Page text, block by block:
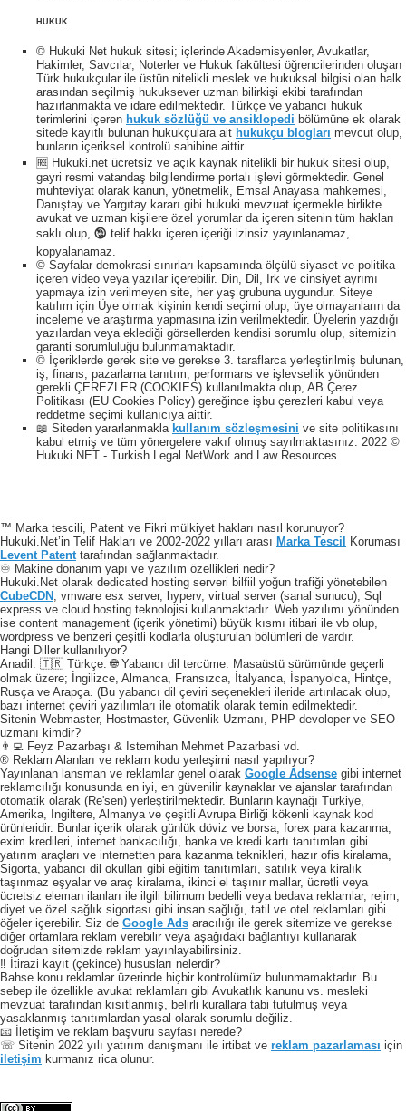
HUKUK
© Hukuki Net hukuk sitesi; içlerinde Akademisyenler, Avukatlar,
Hakimler, Savcılar, Noterler ve Hukuk fakültesi öğrencilerinden oluşan
Türk hukukçular ile üstün nitelikli meslek ve hukuksal bilgisi olan halk
arasından seçilmiş hukuksever uzman bilirkişi ekibi tarafından
hazırlanmakta ve idare edilmektedir. Türkçe ve yabancı hukuk
terimlerini içeren hukuk sözlüğü ve ansiklopedi bölümüne ek olarak
sitede kayıtlı bulunan hukukçulara ait hukukçu blogları mevcut olup,
bunların içeriksel kontrolü sahibine aittir.
🆓 Hukuki.net ücretsiz ve açık kaynak nitelikli bir hukuk sitesi olup,
gayri resmi vatandaş bilgilendirme portalı işlevi görmektedir. Genel
muhteviyat olarak kanun, yönetmelik, Emsal Anayasa mahkemesi,
Danıştay ve Yargıtay kararı gibi hukuki mevzuat içermekle birlikte
avukat ve uzman kişilere özel yorumlar da içeren sitenin tüm hakları
saklı olup, 🕲 telif hakkı içeren içeriği izinsiz yayınlanamaz,
kopyalanamaz.
© Sayfalar demokrasi sınırları kapsamında ölçülü siyaset ve politika
içeren video veya yazılar içerebilir. Din, Dil, Irk ve cinsiyet ayrımı
yapmaya izin verilmeyen site, her yaş grubuna uygundur. Siteye
katılım için Üye olmak kişinin kendi seçimi olup, üye olmayanların da
inceleme ve araştırma yapmasına izin verilmektedir. Üyelerin yazdığı
yazılardan veya eklediği görsellerden kendisi sorumlu olup, sitemizin
garanti sorumluluğu bulunmamaktadır.
© İçeriklerde gerek site ve gerekse 3. taraflarca yerleştirilmiş bulunan,
iş, finans, pazarlama tanıtım, performans ve işlevsellik yönünden
gerekli ÇEREZLER (COOKIES) kullanılmakta olup, AB Çerez
Politikası (EU Cookies Policy) gereğince işbu çerezleri kabul veya
reddetme seçimi kullanıcıya aittir.
📖 Siteden yararlanmakla kullanım sözleşmesini ve site politikasını
kabul etmiş ve tüm yönergelere vakıf olmuş sayılmaktasınız. 2022 ©
Hukuki NET - Turkish Legal NetWork and Law Resources.
™ Marka tescili, Patent ve Fikri mülkiyet hakları nasıl korunuyor?
Hukuki.Net’in Telif Hakları ve 2002-2022 yılları arası Marka Tescil
Koruması
Levent Patenttarafından sağlanmaktadır.
♾️ Makine donanım yapı ve yazılım özellikleri nedir?
Hukuki.Net olarak dedicated hosting serveri bilfiil yoğun trafiği yönetebilen
CubeCDN , vmware esx server, hyperv, virtual server (sanal sunucu), Sql
express ve cloud hosting teknolojisi kullanmaktadır. Web yazılımı yönünden
ise content management (içerik yönetimi) büyük kısmı itibari ile vb olup,
wordpress ve benzeri çeşitli kodlarla oluşturulan bölümleri de vardır.
Hangi Diller kullanılıyor?
Anadil: 🇹🇷 Türkçe. 🌐 Yabancı dil tercüme: Masaüstü sürümünde geçerli
olmak üzere; İngilizce, Almanca, Fransızca, İtalyanca, İspanyolca, Hintçe,
Rusça ve Arapça. (Bu yabancı dil çeviri seçenekleri ileride artırılacak olup,
bazı internet çeviri yazılımları ile otomatik olarak temin edilmektedir.
Sitenin Webmaster, Hostmaster, Güvenlik Uzmanı, PHP devoloper ve SEO
uzmanı kimdir?
👨‍💻 Feyz Pazarbaşı & Istemihan Mehmet Pazarbasi vd.
® Reklam Alanları ve reklam kodu yerleşimi nasıl yapılıyor?
Yayınlanan lansman ve reklamlar genel olarak Google Adsense gibi internet
reklamcılığı konusunda en iyi, en güvenilir kaynaklar ve ajanslar tarafından
otomatik olarak (Re'sen) yerleştirilmektedir. Bunların kaynağı Türkiye,
Amerika, Ingiltere, Almanya ve çeşitli Avrupa Birliği kökenli kaynak kod
ürünleridir. Bunlar içerik olarak günlük döviz ve borsa, forex para kazanma,
exim kredileri, internet bankacılığı, banka ve kredi kartı tanıtımları gibi
yatırım araçları ve internetten para kazanma teknikleri, hazır ofis kiralama,
Sigorta, yabancı dil okulları gibi eğitim tanıtımları, satılık veya kiralık
taşınmaz eşyalar ve araç kiralama, ikinci el taşınır mallar, ücretli veya
ücretsiz eleman ilanları ile ilgili bilimum bedelli veya bedava reklamlar, rejim,
diyet ve özel sağlık sigortası gibi insan sağlığı, tatil ve otel reklamları gibi
öğeler içerebilir. Siz de Google Ads aracılığı ile gerek sitemize ve gerekse
diğer ortamlara reklam verebilir veya aşağıdaki bağlantıyı kullanarak
doğrudan sitemizde reklam yayınlayabilirsiniz.
‼️ İtirazi kayıt (çekince) hususları nelerdir?
Bahse konu reklamlar üzerinde hiçbir kontrolümüz bulunmamaktadır. Bu
sebep ile özellikle avukat reklamları gibi Avukatlık kanunu vs. mesleki
mevzuat tarafından kısıtlanmış, belirli kurallara tabi tutulmuş veya
yasaklanmış tanıtımlardan yasal olarak sorumlu değiliz.
📧 İletişim ve reklam başvuru sayfası nerede?
☏ Sitenin 2022 yılı yatırım danışmanı ile irtibat ve reklam pazarlaması için
iletişim kurmanız rica olunur.